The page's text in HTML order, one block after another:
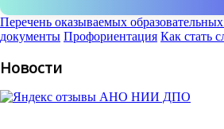
Перечень оказываемых
документы Профориентация Как стать
Новости